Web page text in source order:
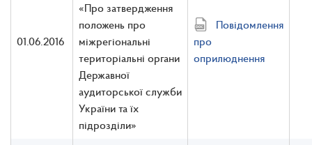
01.06.2016
«Про затвердження
положень про
міжрегіональні
територіальні органи
Державної
аудиторської служби
України та їх
підрозділи»
Повідомлення
про
оприлюднення